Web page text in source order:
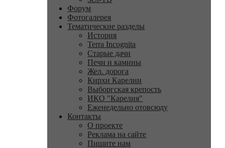
Форум
Фотогалерея
Тематические разделы
История
Terra Incognita
Старые дачи
Печи и камины
Жел. дорога
Кирхи Карелии
Выборгская крепость
ИКО "Карелия"
Еженедельно отовсюду
Контакты
О проекте
Реклама на сайте
Пишите нам